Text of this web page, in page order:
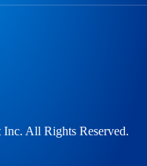
All Rights Reserved.